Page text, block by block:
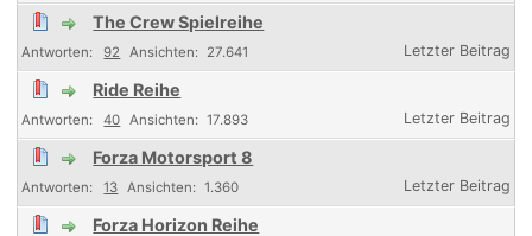
The Crew Spielreihe
92 27.641
Ride Reihe
40 17.893
Forza Motorsport 8
13 1.360
Forza Horizon Reihe